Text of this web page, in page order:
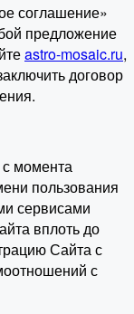
соглашение»
предложение
astro-mosaic.ru,
договор
момента
пользования
сервисами
вплоть до
Сайта с
с